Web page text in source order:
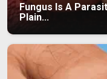
Fungus Is A
Plain...